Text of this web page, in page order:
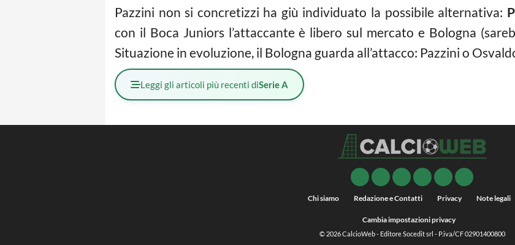
Pazzini non si concretizzi ha giù individuato la possibile alternativa:
con il Boca Juniors l’attaccante è libero sul mercato e Bologna
Situazione in evoluzione, il Bologna guarda all’attacco: Pazzini o
Leggi gli articoli più recenti diSerie A
Chi siamo Redazione e Contatti Privacy Note legali
Cambia impostazioni privacy
© 2026CalcioWeb- Editore Socedit srl - P.iva/CF 02901400800